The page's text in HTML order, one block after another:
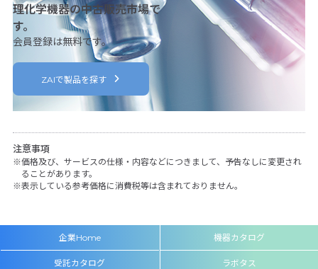
理化学機器の中古販売市場で
す。
会員登録は無料です。
ZAIで製品を探す
注意事項
価格及び、サービスの仕様・内容などにつきまして、予告なしに変更され
ることがあります。
表示している参考価格に消費税等は含まれておりません。
企業Home 機器カタログ
受託カタログ ラボタス